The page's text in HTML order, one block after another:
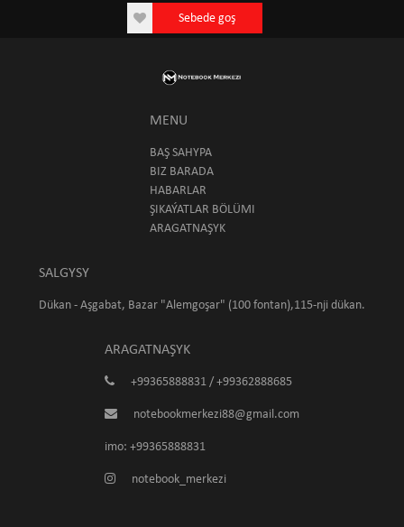
Sebede goş
MENU
BAŞ SAHYPA
BIZ BARADA
HABARLAR
ŞIKAÝATLAR BÖLÜMI
ARAGATNAŞYK
SALGYSY
Dükan - Aşgabat, Bazar "Alemgoşar" (100 fontan),115-nji dükan.
ARAGATNAŞYK
+99365888831 / +99362888685
notebookmerkezi88@gmail.com
imo: +99365888831
notebook_merkezi